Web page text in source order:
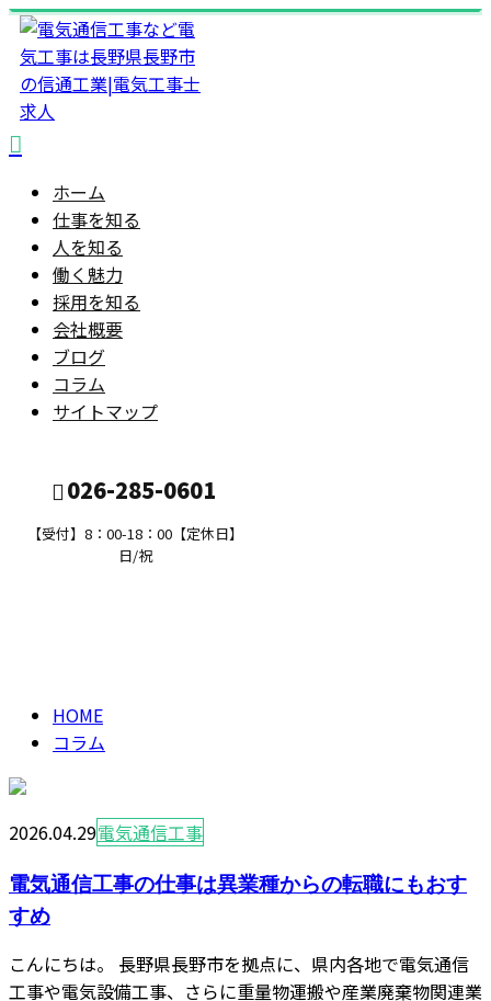
ホーム
仕事を知る
人を知る
働く魅力
採用を知る
会社概要
ブログ
コラム
サイトマップ
026-285-0601
【受付】8：00-18：00【定休日】
日/祝
HOME
コラム
2026.04.29電気通信工事
電気通信工事の仕事は異業種からの転職にもおす
すめ
こんにちは。 長野県長野市を拠点に、県内各地で電気通信
工事や電気設備工事、さらに重量物運搬や産業廃棄物関連業